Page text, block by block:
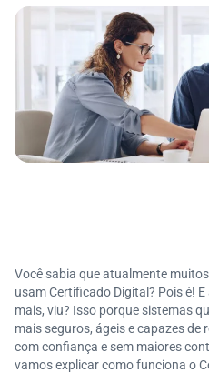
Você sabia que atualmente
usam Certificado Digital? Pois é!
mais, viu? Isso porque sistemas
mais seguros, ágeis e capazes
com confiança e sem maiores
vamos explicar como funciona o